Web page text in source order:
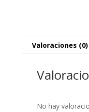
Valoraciones (0)
No hay